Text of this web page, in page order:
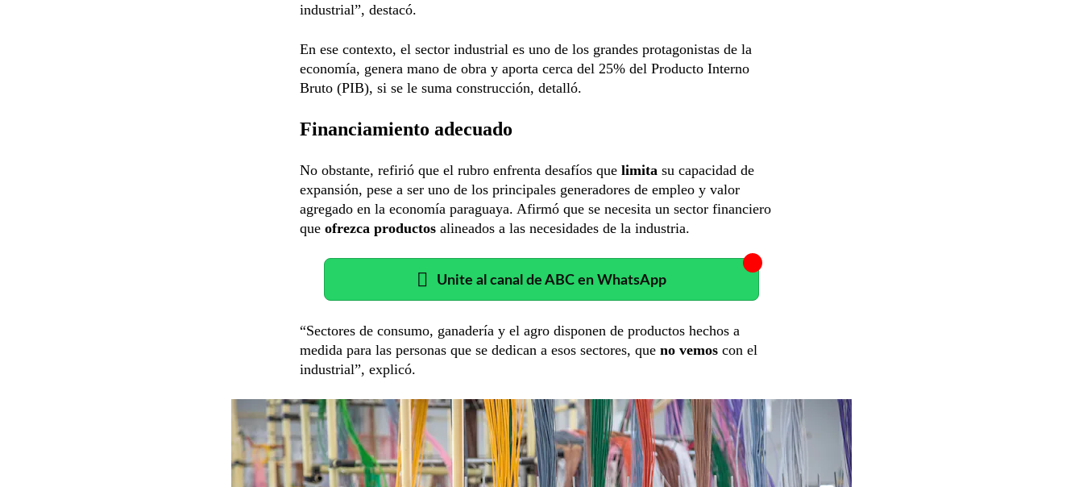
industrial”, destacó.
En ese contexto, el sector industrial es uno de los grandes protagonistas de la
economía, genera mano de obra y aporta cerca del 25% del Producto Interno
Bruto (PIB), si se le suma construcción, detalló.
Financiamiento adecuado
No obstante, refirió que el rubro enfrenta desafíos que limita su capacidad de
expansión, pese a ser uno de los principales generadores de empleo y valor
agregado en la economía paraguaya. Afirmó que se necesita un sector financiero
que ofrezca productos alineados a las necesidades de la industria.
Unite al canal de ABC en WhatsApp
“Sectores de consumo, ganadería y el agro disponen de productos hechos a
medida para las personas que se dedican a esos sectores, que no vemos con el
industrial”, explicó.